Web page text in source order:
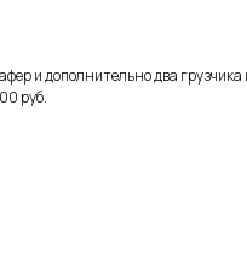
и дополнительно два грузчика
руб.